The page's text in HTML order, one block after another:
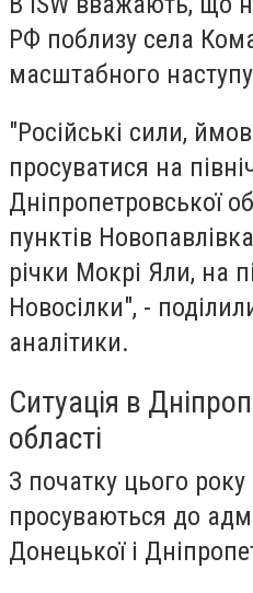
РФ поблизу села
масштабного
"Російські сили,
просуватися на
Дніпропетровської
пунктів
річки Мокрі Яли, на
Новосілки", -
аналітики.
Ситуація в
області
З початку цього
просуваються до
Донецької і